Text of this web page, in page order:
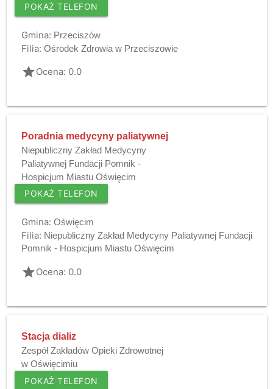
POKAŻ TELEFON
Gmina: Przeciszów
Filia: Ośrodek Zdrowia w Przeciszowie
gradeOcena: 0.0
Poradnia medycyny paliatywnej
Niepubliczny Zakład Medycyny
Paliatywnej Fundacji Pomnik -
Hospicjum Miastu Oświęcim
POKAŻ TELEFON
Gmina: Oświęcim
Filia: Niepubliczny Zakład Medycyny Paliatywnej Fundacji
Pomnik - Hospicjum Miastu Oświęcim
gradeOcena: 0.0
Stacja dializ
Zespół Zakładów Opieki Zdrowotnej
w Oświęcimiu
POKAŻ TELEFON